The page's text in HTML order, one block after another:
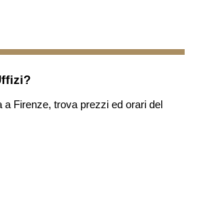
?
a Firenze, trova prezzi ed orari del